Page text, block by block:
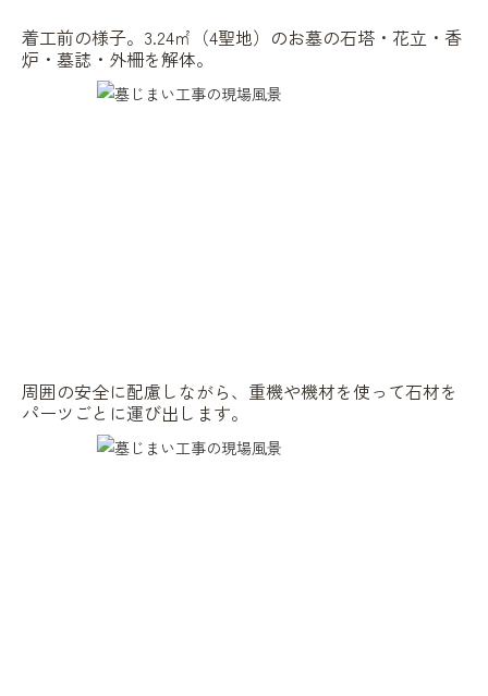
着工前の様子。3.24㎡（4聖地）のお墓の石塔・花立・香
炉・墓誌・外柵を解体。
周囲の安全に配慮しながら、重機や機材を使って石材を
パーツごとに運び出します。